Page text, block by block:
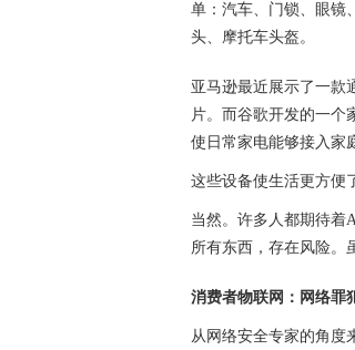
单：汽车、门锁、眼镜
头、摩托车头盔。
亚马逊最近展示了一款
片。而谷歌开发的一个
使日常家电能够接入家
这些设备使生活更方便
当然。许多人都期待着
所有东西，存在风险。
消费者物联网：网络罪
从网络安全专家的角度